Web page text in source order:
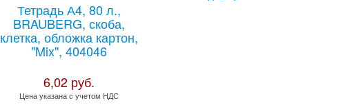
Тетрадь А4, 80 л.,
BRAUBERG, скоба,
клетка, обложка картон,
"Mix", 404046
6,02 руб.
Цена указана с учетом НДС